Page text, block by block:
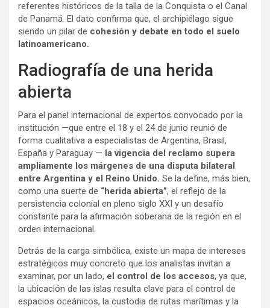
referentes históricos de la talla de la Conquista o el Canal
de Panamá. El dato confirma que, el archipiélago sigue
siendo un pilar de cohesión y debate en todo el suelo
latinoamericano.
Radiografía de una herida
abierta
Para el panel internacional de expertos convocado por la
institución —que entre el 18 y el 24 de junio reunió de
forma cualitativa a especialistas de Argentina, Brasil,
España y Paraguay — la vigencia del reclamo supera
ampliamente los márgenes de una disputa bilateral
entre Argentina y el Reino Unido. Se la define, más bien,
como una suerte de “herida abierta”, el reflejo de la
persistencia colonial en pleno siglo XXI y un desafío
constante para la afirmación soberana de la región en el
orden internacional.
Detrás de la carga simbólica, existe un mapa de intereses
estratégicos muy concreto que los analistas invitan a
examinar, por un lado, el control de los accesos, ya que,
la ubicación de las islas resulta clave para el control de
espacios oceánicos, la custodia de rutas marítimas y la